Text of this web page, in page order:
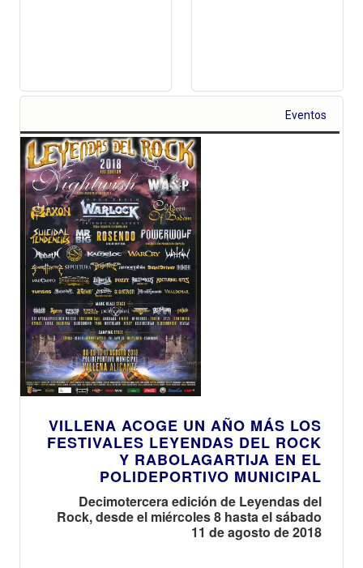
Eventos
VILLENA ACOGE UN AÑO MÁS LOS
FESTIVALES LEYENDAS DEL ROCK
Y RABOLAGARTIJA EN EL
POLIDEPORTIVO MUNICIPAL
Decimotercera edición de Leyendas del
Rock, desde el miércoles 8 hasta el sábado
11 de agosto de 2018